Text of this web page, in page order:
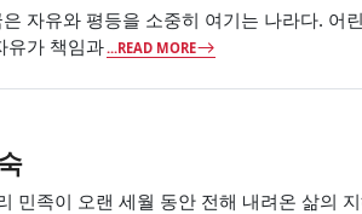
자유와 평등을 소중히 여기는 나라다.
유가 책임과...READ MORE
민족이 오랜 세월 동안 전해 내려온 삶의